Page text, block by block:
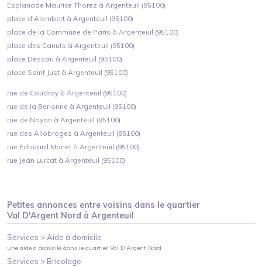
Esplanade Maurice Thorez à Argenteuil (95100)
place d'Alembert à Argenteuil (95100)
place de la Commune de Paris à Argenteuil (95100)
place des Canuts à Argenteuil (95100)
place Dessau à Argenteuil (95100)
place Saint Just à Argenteuil (95100)
rue de Coudray à Argenteuil (95100)
rue de la Berionne à Argenteuil (95100)
rue de Noyon à Argenteuil (95100)
rue des Allobroges à Argenteuil (95100)
rue Edouard Manet à Argenteuil (95100)
rue Jean Lurcat à Argenteuil (95100)
Petites annonces entre voisins dans le quartier
Val D'Argent Nord àArgenteuil
Services >Aide à domicile
une aide à domicile dans le quartierVal D'Argent Nord
Services > Bricolage